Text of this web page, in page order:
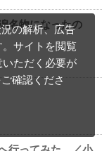
名物になったの
の解析、広告
サイトを閲覧
ただく必要が
確認くださ